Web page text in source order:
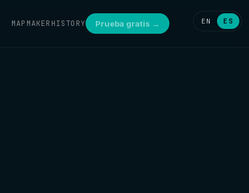
MAPMAKER HISTORY Prueba gratis → EN ES